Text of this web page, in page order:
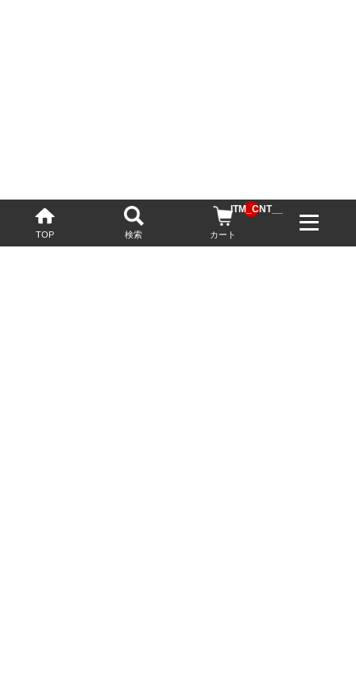
TOP 検索 カート
__ITM_CNT__